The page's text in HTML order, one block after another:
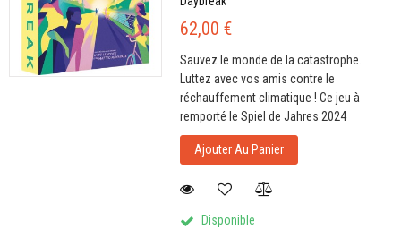
62,00 €
Sauvez le monde de la catastrophe.
Luttez avec vos amis contre le
réchauffement climatique ! Ce jeu à
remporté le Spiel de Jahres 2024
Ajouter Au Panier
Disponible